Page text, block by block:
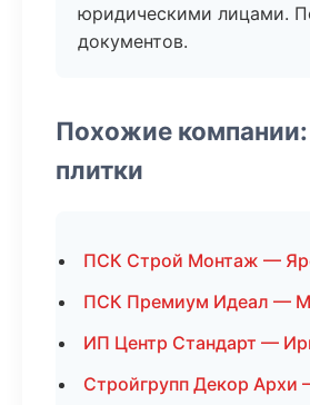
юридическими лицами.
документов.
Похожие
плитки
ПСК Строй Монтаж —
ПСК Премиум Идеал —
ИП Центр Стандарт —
Стройгрупп Декор Архи